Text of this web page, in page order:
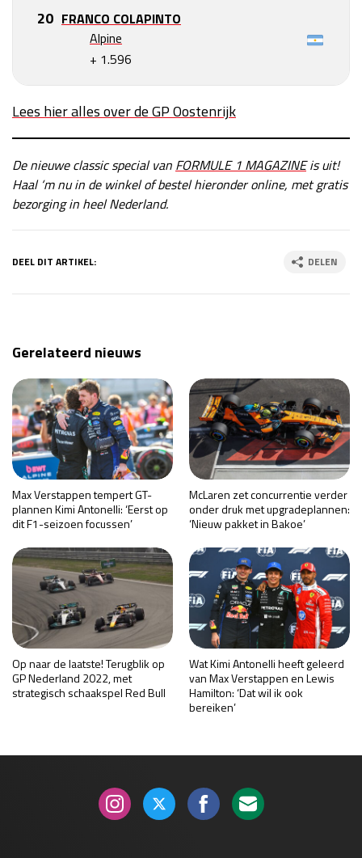
FRANCO COLAPINTO
Alpine
+ 1.596
Lees hier alles over de GP Oostenrijk
De nieuwe classic special van FORMULE 1 MAGAZINEis uit!
Haal ‘m nu in de winkel of bestel hieronder online, met gratis
bezorging in heel Nederland.
DEEL DIT ARTIKEL: DELEN
Gerelateerd nieuws
Max Verstappen tempert GT-
plannen Kimi Antonelli: ‘Eerst op
dit F1-seizoen focussen’
McLaren zet concurrentie verder
onder druk met upgradeplannen:
‘Nieuw pakket in Bakoe’
Op naar de laatste! Terugblik op
GP Nederland 2022, met
strategisch schaakspel Red Bull
Wat Kimi Antonelli heeft geleerd
van Max Verstappen en Lewis
Hamilton: ‘Dat wil ik ook
bereiken’